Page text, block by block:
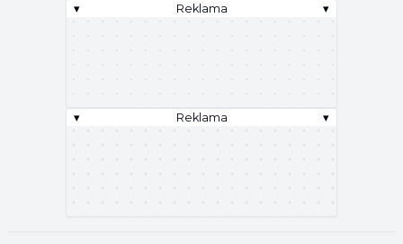
▾ Reklama ▾
▾ Reklama ▾